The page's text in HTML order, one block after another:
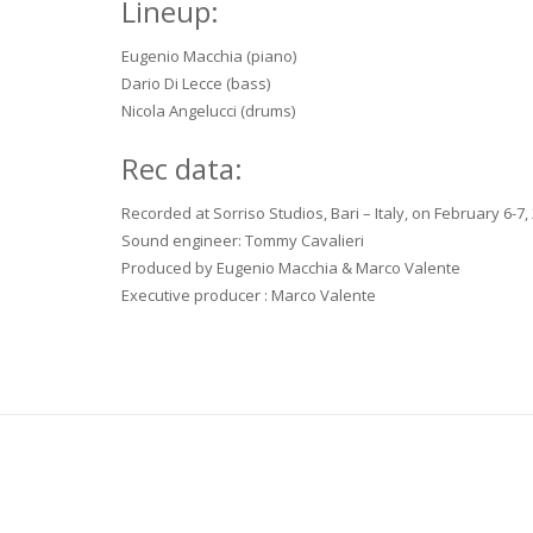
Lineup:
Eugenio Macchia (piano)
Dario Di Lecce (bass)
Nicola Angelucci (drums)
Rec data:
Recorded at Sorriso Studios, Bari – Italy, on February 6-7,
Sound engineer: Tommy Cavalieri
Produced by Eugenio Macchia & Marco Valente
Executive producer : Marco Valente